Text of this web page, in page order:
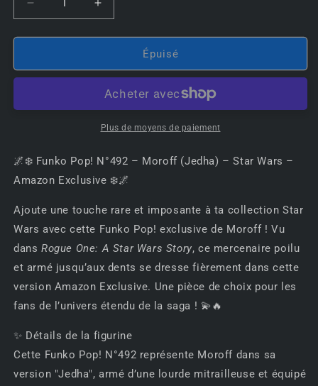
Réduire
la
quantité
🌌
Moroff
(Jedha)
Star
Wars
Amazon
Exclusive
❄️
🌌
Augmenter
la
quantité
🌌
N°492
Moroff
(Jedha)
Star
Wars
Amazon
Exclusive
❄️
🌌
Épuisé
Plus de moyens de paiement
🌌❄️ Funko Pop! N°492 – Moroff (Jedha) – Star Wars –
Amazon Exclusive ❄️🌌
Ajoute une touche rare et imposante à ta collection Star
Wars avec cette Funko Pop! exclusive de Moroff ! Vu
dans Rogue One: A Star Wars Story, ce mercenaire poilu
et armé jusqu’aux dents se dresse fièrement dans cette
version Amazon Exclusive. Une pièce de choix pour les
fans de l’univers étendu de la saga ! 💫🔥
✨ Détails de la figurine
Cette Funko Pop! N°492 représente Moroff dans sa
version "Jedha", armé d’une lourde mitrailleuse et équipé